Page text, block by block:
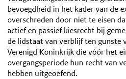
bevoegdheid in het kader van de
overschreden door niet te eisen
actief en passief kiesrecht bij
de lidstaat van verblijf ten gunste
Verenigd Koninkrijk die vóór het
overgangsperiode hun recht van
hebben uitgeoefend.